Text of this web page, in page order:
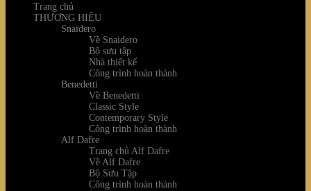
Trang chủ
THƯƠNG HIỆU
Snaidero
Về Snaidero
Bộ sưu tập
Nhà thiết kế
Công trình hoàn thành
Benedetti
Về Benedetti
Classic Style
Contemporary Style
Công trình hoàn thành
Alf Dafre
Trang chủ Alf Dafre
Về Alf Dafre
Bộ Sưu Tập
Công trình hoàn thành